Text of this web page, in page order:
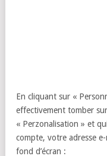
En cliquant sur «
effectivement tomber
« Perzonalisation » et
compte, votre adresse
fond d’écran :